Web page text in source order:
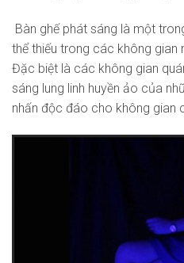
Bàn ghế phát sáng là một
thể thiếu trong các không gian
Đặc biệt là các không gian
sáng lung linh huyền ảo của
nhấn độc đáo cho không gian